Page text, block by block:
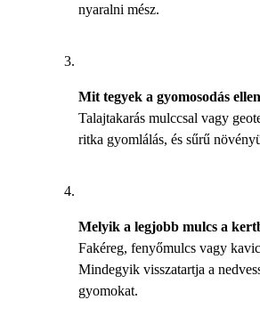
nyaralni mész.
Mit tegyek a gyomosodás
Talajtakarás mulccsal vagy
ritka gyomlálás, és sűrű
Melyik a legjobb mulcs a
Fakéreg, fenyőmulcs vagy
Mindegyik visszatartja a
gyomokat.